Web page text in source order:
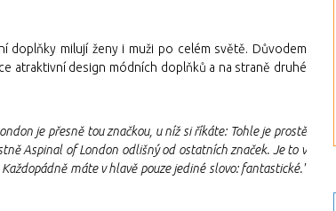
doplňky milují ženy i muži po celém světě. Důvodem
atraktivní design módních doplňků a na straně druhé
je přesně tou značkou, u níž si říkáte: Tohle je prostě
Aspinal of London odlišný od ostatních značek. Je to v
máte v hlavě pouze jediné slovo: fantastické."